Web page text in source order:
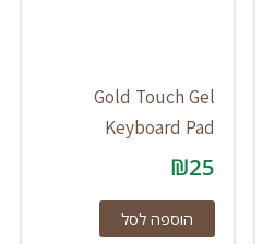
Gold Touch Gel
Keyboard Pad
₪25
הוספה לסל